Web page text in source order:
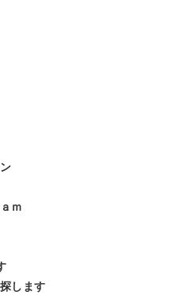
ｍ
します